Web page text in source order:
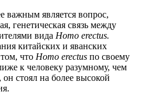
важным является вопрос,
генетическая связь между
вида Homo erectus.
китайских и яванских
что Homo erectus по своему
к человеку разумному, чем
стоял на более высокой